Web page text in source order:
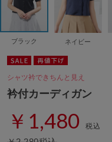
ブラック ネイビー
シャツ衿できちんと見え
衿付カーディガン
￥1,480 税込